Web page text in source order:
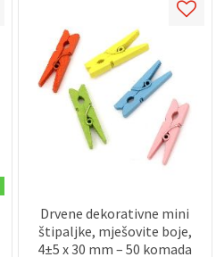
Drvene dekorativne mini
štipaljke, mješovite boje,
4±5 x 30 mm – 50 komada